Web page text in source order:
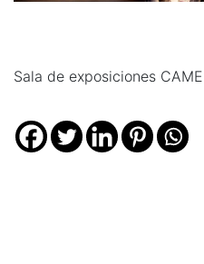
Sala de exposiciones